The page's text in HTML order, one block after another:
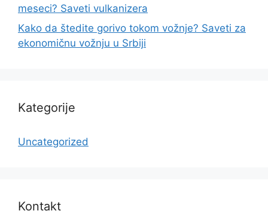
meseci? Saveti vulkanizera
Kako da štedite gorivo tokom vožnje? Saveti za
ekonomičnu vožnju u Srbiji
Kategorije
Uncategorized
Kontakt